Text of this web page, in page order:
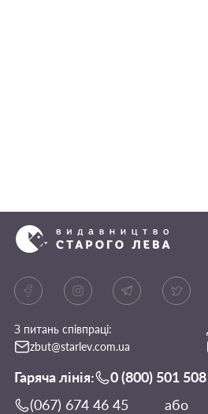
З питань співпраці:
zbut@starlev.com.ua
Гаряча лінія:
0 (800) 501 508
(067) 674 46 45
або